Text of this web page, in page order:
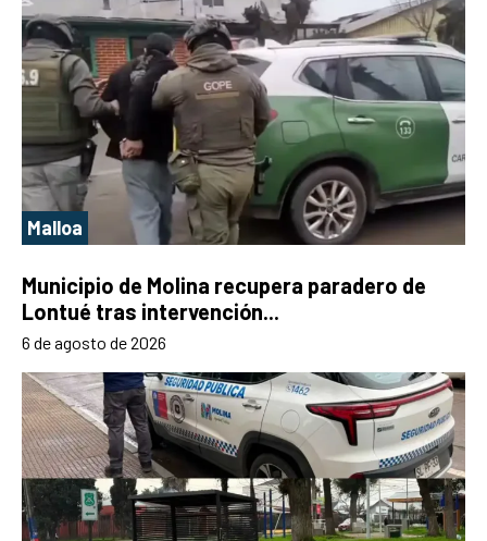
Malloa
Municipio de Molina recupera paradero de
Lontué tras intervención...
6 de agosto de 2026